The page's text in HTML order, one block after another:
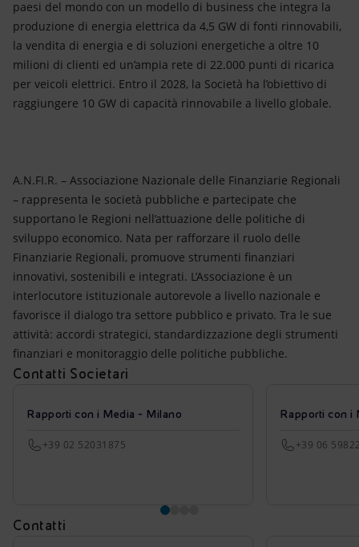
paesi del mondo con un modello di business che integra la
produzione di energia elettrica da 4,5 GW di fonti rinnovabili,
la vendita di energia e di soluzioni energetiche a oltre 10
milioni di clienti ed un’ampia rete di 22.000 punti di ricarica
per veicoli elettrici. Entro il 2028, la Società ha l’obiettivo di
raggiungere 10 GW di capacità rinnovabile a livello globale.
A.N.FI.R. – Associazione Nazionale delle Finanziarie Regionali
– rappresenta le società pubbliche e partecipate che
supportano le Regioni nell’attuazione delle politiche di
sviluppo economico. Nata per rafforzare il ruolo delle
Finanziarie Regionali, promuove strumenti finanziari
innovativi, sostenibili e integrati. L’Associazione è un
interlocutore istituzionale autorevole a livello nazionale e
favorisce il dialogo tra settore pubblico e privato. Tra le sue
attività: accordi strategici, standardizzazione degli strumenti
finanziari e monitoraggio delle politiche pubbliche.
Contatti Societari
Rapporti con i Media - Milano
+39 02 52031875
Rapporti con i
+39 06
Contatti